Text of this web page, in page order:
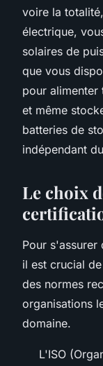
voire la
électrique,
solaires de
que vous
pour alimenter
et même
batteries de
indépendant
Le choix
Pour s'assurer
il est crucial
des normes
organisations
domaine.
L'ISO